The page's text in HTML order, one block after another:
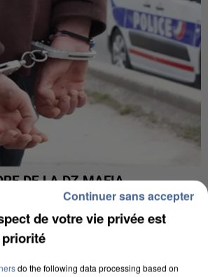
DE LA DZ MAFIA
de votre vie privée est
do the following data processing based on
Continuer sans accepter